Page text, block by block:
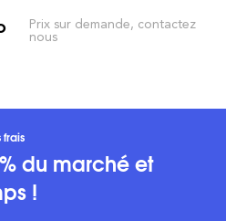
Prix sur demande, contactez
nous
du marché et
!